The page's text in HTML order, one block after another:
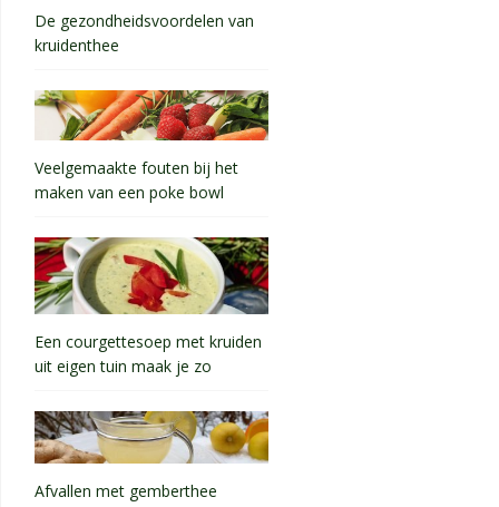
De gezondheidsvoordelen van
kruidenthee
Veelgemaakte fouten bij het
maken van een poke bowl
Een courgettesoep met kruiden
uit eigen tuin maak je zo
Afvallen met gemberthee